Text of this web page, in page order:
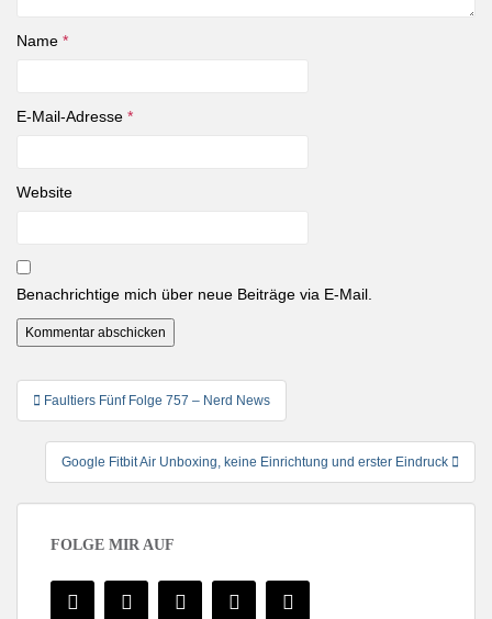
Name *
E-Mail-Adresse *
Website
Benachrichtige mich über neue Beiträge via E-Mail.
Beitragsnavigation
Faultiers Fünf Folge 757 – Nerd News
Google Fitbit Air Unboxing, keine Einrichtung und erster Eindruck
FOLGE MIR AUF